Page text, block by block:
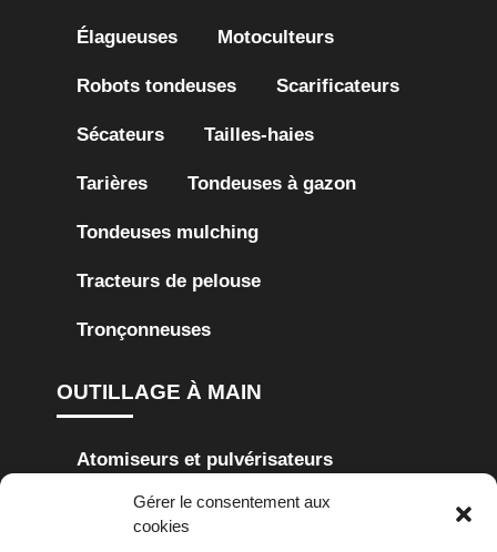
Gérer le consentement aux
cookies
Élagueuses Motoculteurs
Robots tondeuses Scarificateurs
Sécateurs Tailles-haies
Tarières Tondeuses à gazon
Tondeuses mulching
Tracteurs de pelouse
Tronçonneuses
OUTILLAGE À MAIN
Atomiseurs et pulvérisateurs
Cisailles à haie Cisailles à gazon